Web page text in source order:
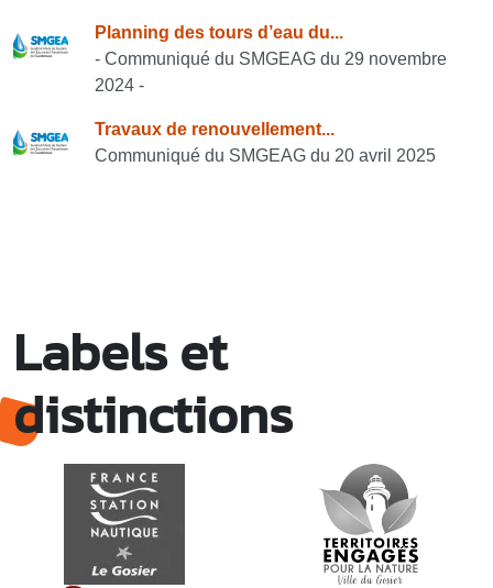
Planning des tours d’eau du...
- Communiqué du SMGEAG du 29 novembre
2024 -
Travaux de renouvellement...
Communiqué du SMGEAG du 20 avril 2025
Labels et
distinctions